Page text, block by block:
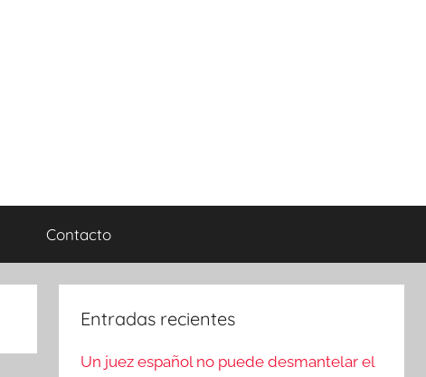
Contacto
Entradas recientes
Un juez español no puede desmantelar el